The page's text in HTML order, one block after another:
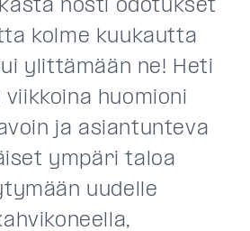
nosti odotukset
kolme kuukautta
ylittämään ne! Heti
huomioni
ja asiantunteva
ympäri taloa
uudelle